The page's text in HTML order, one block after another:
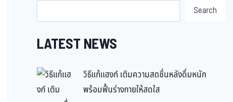
Search
LATEST NEWS
วิธีแก้แฮงก์ เติมความสดชื่นหลังดื่มหนัก
พร้อมฟื้นร่างกายให้สดใส